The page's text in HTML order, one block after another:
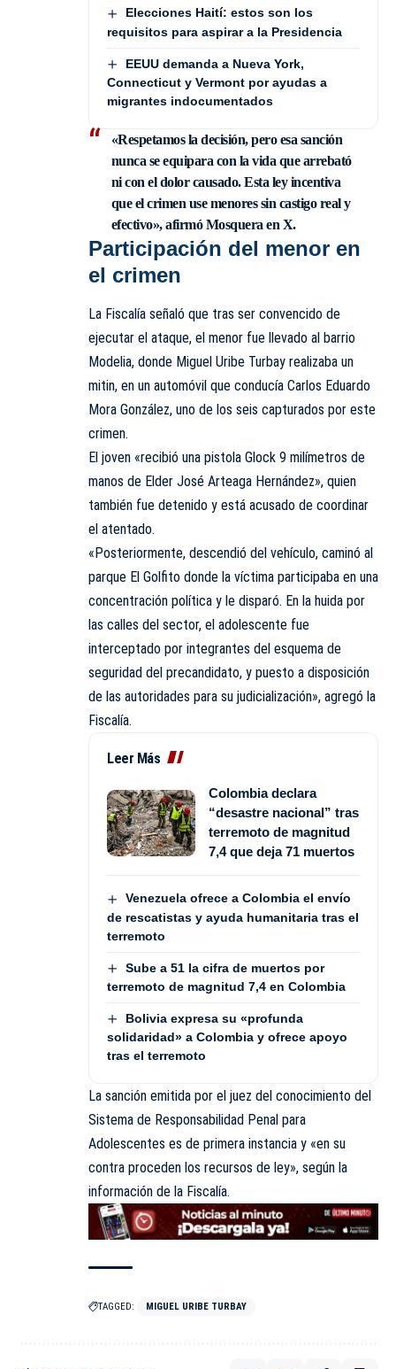
Elecciones Haití: estos son los
requisitos para aspirar a la Presidencia
EEUU demanda a Nueva York,
Connecticut y Vermont por ayudas a
migrantes indocumentados
«Respetamos la decisión, pero esa sanción
nunca se equipara con la vida que arrebató
ni con el dolor causado. Esta ley incentiva
que el crimen use menores sin castigo real y
efectivo», afirmó Mosquera en X.
Participación del menor en
el crimen
La Fiscalía señaló que tras ser convencido de
ejecutar el ataque, el menor fue llevado al barrio
Modelia, donde Miguel Uribe Turbay realizaba un
mitin, en un automóvil que conducía Carlos Eduardo
Mora González, uno de los seis capturados por este
crimen.
El joven «recibió una pistola Glock 9 milímetros de
manos de Elder José Arteaga Hernández», quien
también fue detenido y está acusado de coordinar
el atentado.
«Posteriormente, descendió del vehículo, caminó al
parque El Golfito donde la víctima participaba en una
concentración política y le disparó. En la huida por
las calles del sector, el adolescente fue
interceptado por integrantes del esquema de
seguridad del precandidato, y puesto a disposición
de las autoridades para su judicialización», agregó la
Fiscalía.
Leer Más
Colombia declara
“desastre nacional” tras
terremoto de magnitud
7,4 que deja 71 muertos
Venezuela ofrece a Colombia el envío
de rescatistas y ayuda humanitaria tras el
terremoto
Sube a 51 la cifra de muertos por
terremoto de magnitud 7,4 en Colombia
Bolivia expresa su «profunda
solidaridad» a Colombia y ofrece apoyo
tras el terremoto
La sanción emitida por el juez del conocimiento del
Sistema de Responsabilidad Penal para
Adolescentes es de primera instancia y «en su
contra proceden los recursos de ley», según la
información de la Fiscalía.
TAGGED: MIGUEL URIBE TURBAY